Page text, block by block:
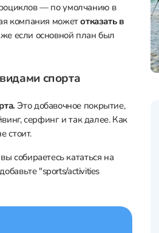
— по умолчанию в
компания можетотказать в
если основной план был
спорта
Это добавочное покрытие,
серфинг и так далее. Как
стоит.
собираетесь кататься на
"sports/activities